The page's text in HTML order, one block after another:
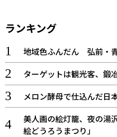
ランキング
地域色ふんだん 弘前・
ターゲットは観光客、鍛
メロン酵母で仕込んだ日
美人画の絵灯籠、夜の
絵どうろうまつり」